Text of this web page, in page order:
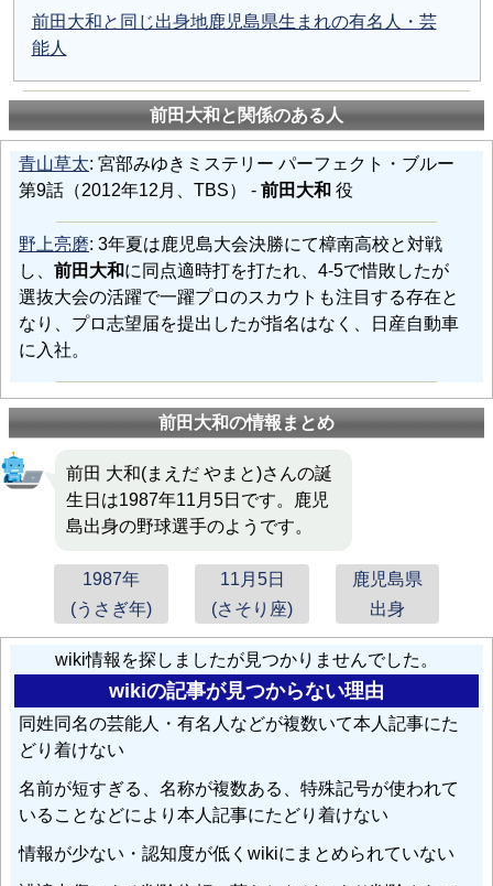
前田大和と同じ出身地鹿児島県生まれの有名人・芸
能人
前田大和と関係のある人
青山草太: 宮部みゆきミステリー パーフェクト・ブルー
第9話（2012年12月、TBS） - 前田大和 役
野上亮磨: 3年夏は鹿児島大会決勝にて樟南高校と対戦
し、 前田大和に同点適時打を打たれ、4-5で惜敗したが
選抜大会の活躍で一躍プロのスカウトも注目する存在と
なり、プロ志望届を提出したが指名はなく、日産自動車
に入社。
前田大和の情報まとめ
前田 大和(まえだ やまと)さんの誕
生日は1987年11月5日です。鹿児
島出身の野球選手のようです。
1987年
(うさぎ年)
11月5日
(さそり座)
鹿児島県
出身
wiki情報を探しましたが見つかりませんでした。
wikiの記事が見つからない理由
同姓同名の芸能人・有名人などが複数いて本人記事にた
どり着けない
名前が短すぎる、名称が複数ある、特殊記号が使われて
いることなどにより本人記事にたどり着けない
情報が少ない・認知度が低くwikiにまとめられていない